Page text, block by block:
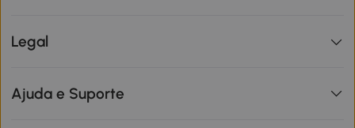
Legal
Ajuda e Suporte